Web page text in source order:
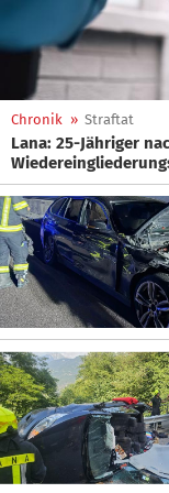
Chronik » Straftat
Lana: 25-Jähriger